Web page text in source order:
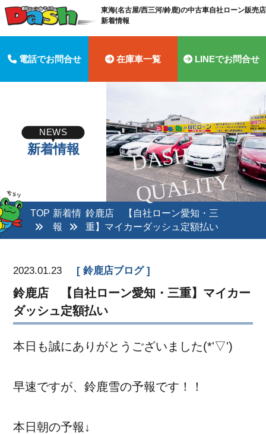
東海(名古屋/西三河/鈴鹿)の中古車自社ローン販売
新着情報
電話でお問合せ 在庫車一覧 LINEでお問合せ
D
A
S
H
Q
U
A
LI
T
Y
NEWS
新着情報
TOP 新着情
報
鈴鹿店 【自社ローン愛知・三
重】マイカーダッシュ定額払い
2023.01.23 鈴鹿店ブログ
鈴鹿店 【自社ローン愛知・三重】マイカー
ダッシュ定額払い
本日も誠にありがとうございました(*'▽')
早速ですが、鈴鹿雪の予報です！！
本日朝の予報↓